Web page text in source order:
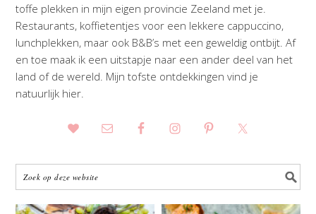
toffe plekken in mijn eigen provincie Zeeland met je.
Restaurants, koffietentjes voor een lekkere cappuccino,
lunchplekken, maar ook B&B’s met een geweldig ontbijt. Af
en toe maak ik een uitstapje naar een ander deel van het
land of de wereld. Mijn tofste ontdekkingen vind je
natuurlijk hier.